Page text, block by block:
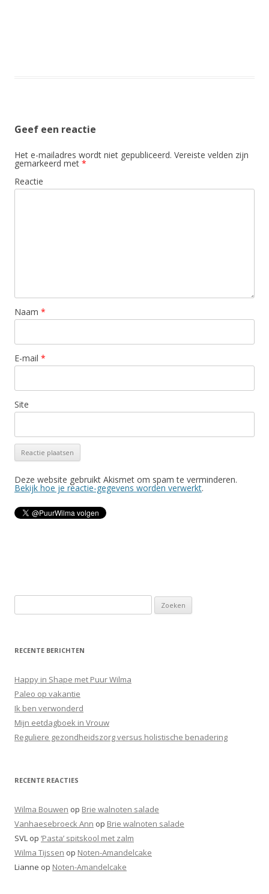
Geef een reactie
Het e-mailadres wordt niet gepubliceerd. Vereiste velden zijn
gemarkeerd met *
Reactie
Naam *
E-mail *
Site
Deze website gebruikt Akismet om spam te verminderen.
Bekijk hoe je reactie-gegevens worden verwerkt.
o
k
n
n
a
a
r
RECENTE BERICHTEN
Happy in Shape met Puur Wilma
Paleo op vakantie
Ik ben verwonderd
Mijn eetdagboek in Vrouw
Reguliere gezondheidszorg versus holistische benadering
RECENTE REACTIES
Wilma Bouwen op Brie walnoten salade
Vanhaesebroeck Ann op Brie walnoten salade
SVL op ‘Pasta’ spitskool met zalm
Wilma Tijssen op Noten-Amandelcake
Lianne op Noten-Amandelcake